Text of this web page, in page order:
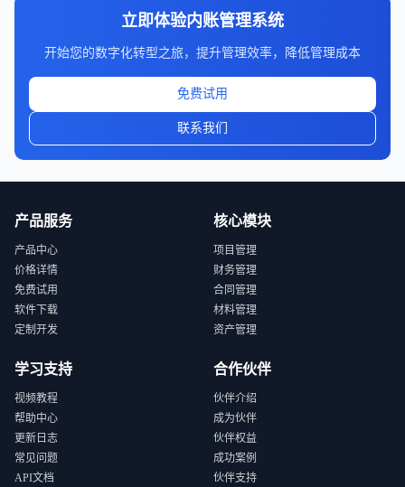
立即体验内账管理系统
开始您的数字化转型之旅，提升管理效率，降低管理成本
免费试用
联系我们
产品服务
产品中心
价格详情
免费试用
软件下载
定制开发
核心模块
项目管理
财务管理
合同管理
材料管理
资产管理
学习支持
视频教程
帮助中心
更新日志
常见问题
API文档
合作伙伴
伙伴介绍
成为伙伴
伙伴权益
成功案例
伙伴支持